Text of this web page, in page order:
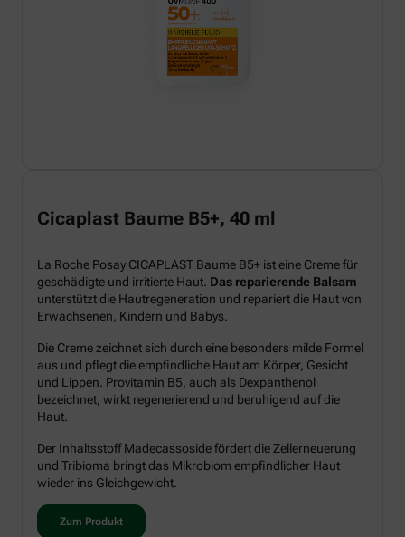
Cicaplast Baume B5+, 40 ml
La Roche Posay CICAPLAST Baume B5+ ist eine Creme für
geschädigte und irritierte Haut. Das reparierende Balsam
unterstützt die Hautregeneration und repariert die Haut von
Erwachsenen, Kindern und Babys.
Die Creme zeichnet sich durch eine besonders milde Formel
aus und pflegt die empfindliche Haut am Körper, Gesicht
und Lippen. Provitamin B5, auch als Dexpanthenol
bezeichnet, wirkt regenerierend und beruhigend auf die
Haut.
Der Inhaltsstoff Madecassoside fördert die Zellerneuerung
und Tribioma bringt das Mikrobiom empfindlicher Haut
wieder ins Gleichgewicht.
Zum Produkt